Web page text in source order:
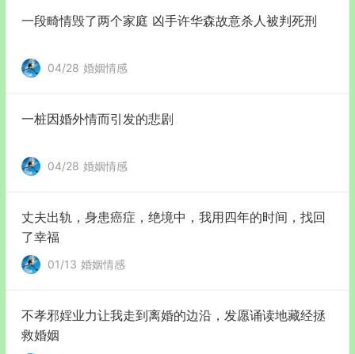
一段畸情毁了两个家庭 凶手许华森故意杀人被判死刑
04/28 婚姻情感
一桩因婚外情而引发的悲剧
04/28 婚姻情感
丈夫出轨，身患癌症，绝境中，我用四年的时间，找回
了幸福
01/13 婚姻情感
不孝邪婬业力让我走到离婚的边沿，发愿诵读地藏经拯
救婚姻